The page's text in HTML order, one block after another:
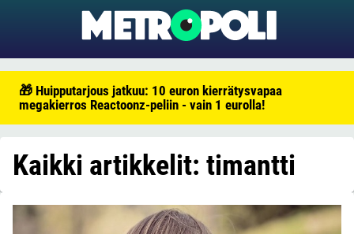
🎁 Huipputarjous jatkuu: 10 euron kierrätysvapaa
megakierros Reactoonz-peliin - vain 1 eurolla!
Kaikki artikkelit: timantti